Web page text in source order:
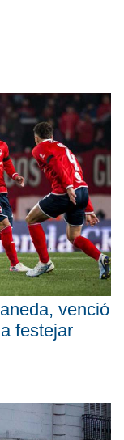
venció
festejar